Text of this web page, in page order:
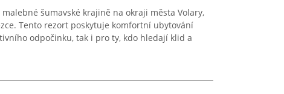
šumavské krajině na okraji města Volary,
Tento rezort poskytuje komfortní ubytování
odpočinku, tak i pro ty, kdo hledají klid a